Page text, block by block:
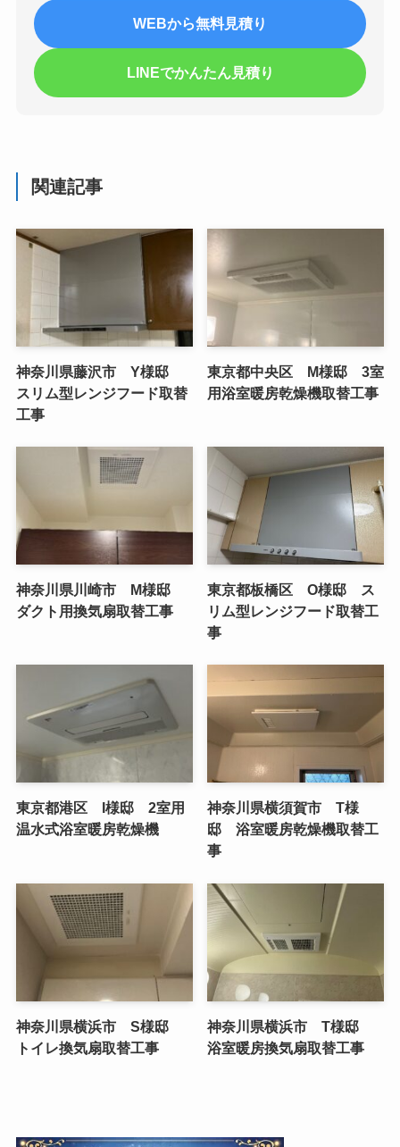
WEBから無料見積り
LINEでかんたん見積り
関連記事
神奈川県藤沢市 Y様邸
スリム型レンジフード取替
工事
東京都中央区 M様邸 3室
用浴室暖房乾燥機取替工事
神奈川県川崎市 M様邸
ダクト用換気扇取替工事
東京都板橋区 O様邸 ス
リム型レンジフード取替工
事
東京都港区 I様邸 2室用
温水式浴室暖房乾燥機
神奈川県横須賀市 T様
邸 浴室暖房乾燥機取替工
事
神奈川県横浜市 S様邸
トイレ換気扇取替工事
神奈川県横浜市 T様邸
浴室暖房換気扇取替工事